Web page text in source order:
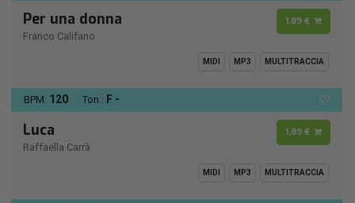
Per una donna
Franco Califano
1,89 €
MIDI MP3 MULTITRACCIA
BPM: 120 Ton.: F -
Luca
Raffaella Carrà
1,89 €
MIDI MP3 MULTITRACCIA